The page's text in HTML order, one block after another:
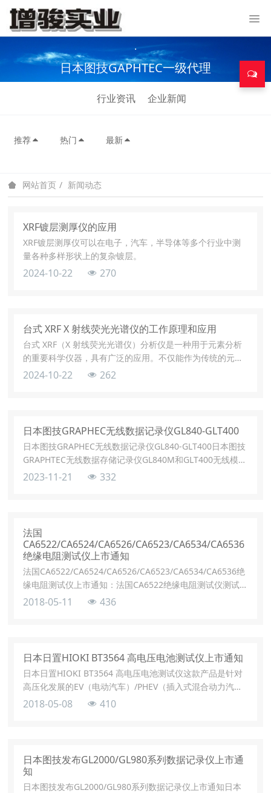
.
日本图技GAPHTEC一级代理
行业资讯 企业新闻
推荐 热门 最新
网站首页 新闻动态
XRF镀层测厚仪的应用
XRF镀层测厚仪可以在电子，汽车，半导体等多个行业中测
量各种多样形状上的复杂镀层。
2024-10-22 270
台式 XRF X 射线荧光光谱仪的工作原理和应用
台式 XRF（X 射线荧光光谱仪）分析仪是一种用于元素分析
的重要科学仪器，具有广泛的应用。不仅能作为传统的元素
含量分析，现在还广泛的被应用在镀层厚度测量上面。
2024-10-22 262
日本图技GRAPHEC无线数据记录仪GL840-GLT400
日本图技GRAPHEC无线数据记录仪GL840-GLT400日本图技
GRAPHTEC无线数据存储记录仪GL840M和GLT400无线模块
组合使用，可以实现多通道无线数据采集。无线数据记录仪
变频器，以此提高高频率噪音的消除效率
2023-11-21 332
法国
CA6522/CA6524/CA6526/CA6523/CA6534/CA6536
绝缘电阻测试仪上市通知
法国CA6522/CA6524/CA6526/CA6523/CA6534/CA6536绝
缘电阻测试仪上市通知：法国CA6522绝缘电阻测试仪测试
电压：250-500-1,000V，量程：40GΩ手动 / 锁定 / 时间模
2018-05-11 436
日本日置HIOKI BT3564 高电压电池测试仪上市通知
日本日置HIOKI BT3564 高电压电池测试仪这款产品是针对
高压化发展的EV（电动汽车）/PHEV（插入式混合动力汽
车），适用于电池组或住宅用蓄电池等出货、收货检查时的
2018-05-08 410
日本图技发布GL2000/GL980系列数据记录仪上市通
知
日本图技发布GL2000/GL980系列数据记录仪上市通知日本